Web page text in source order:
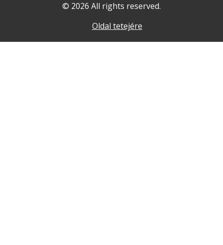
© 2026 All rights reserved.
Oldal tetejére